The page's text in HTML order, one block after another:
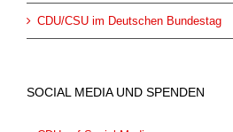
CDU/CSU im Deutschen Bundestag
SOCIAL MEDIA UND SPENDEN